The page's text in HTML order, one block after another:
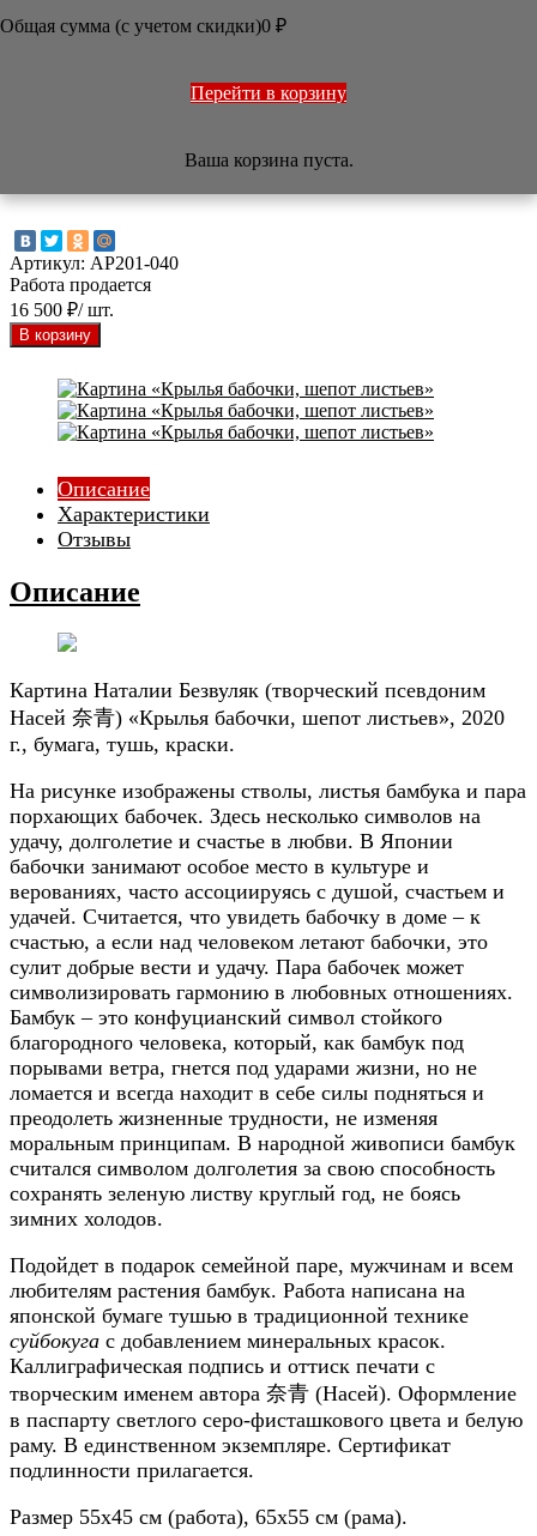
 / Арт-салон Картины /Картина «Крылья бабочки, шепот
Артикул: AP201-040
Работа продается
16 500 ₽/ шт.
Описание
Характеристики
Отзывы
Описание
Картина Наталии Безвуляк (творческий псевдоним
Насей 奈青) «Крылья бабочки, шепот листьев», 2020
г., бумага, тушь, краски.
На рисунке изображены стволы, листья бамбука и пара
порхающих бабочек. Здесь несколько символов на
удачу, долголетие и счастье в любви. В Японии
бабочки занимают особое место в культуре и
верованиях, часто ассоциируясь с душой, счастьем и
удачей. Считается, что увидеть бабочку в доме – к
счастью, а если над человеком летают бабочки, это
сулит добрые вести и удачу. Пара бабочек может
символизировать гармонию в любовных отношениях.
Бамбук – это конфуцианский символ стойкого
благородного человека, который, как бамбук под
порывами ветра, гнется под ударами жизни, но не
ломается и всегда находит в себе силы подняться и
преодолеть жизненные трудности, не изменяя
моральным принципам. В народной живописи бамбук
считался символом долголетия за свою способность
сохранять зеленую листву круглый год, не боясь
зимних холодов.
Подойдет в подарок семейной паре, мужчинам и всем
любителям растения бамбук. Работа написана на
японской бумаге тушью в традиционной технике
суйбокуга с добавлением минеральных красок.
Каллиграфическая подпись и оттиск печати с
творческим именем автора 奈青 (Насей). Оформление
в паспарту светлого серо-фисташкового цвета и белую
раму. В единственном экземпляре. Сертификат
подлинности прилагается.
Размер 55х45 см (работа), 65х55 см (рама).
Общая сумма (с учетом скидки)0 ₽
Перейти в корзину
Ваша корзина пуста.